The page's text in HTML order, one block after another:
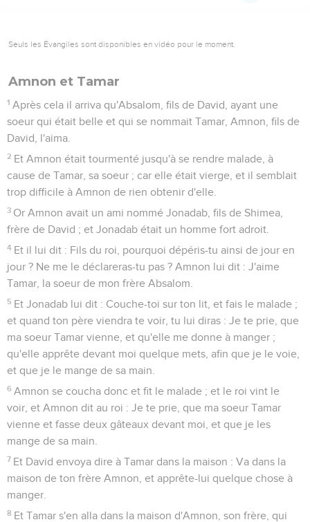
Seuls les Évangiles sont disponibles en vidéo pour le moment.
Amnon et Tamar
1 Après cela il arriva qu'Absalom, fils de David, ayant une
soeur qui était belle et qui se nommait Tamar, Amnon, fils de
David, l'aima.
2 Et Amnon était tourmenté jusqu'à se rendre malade, à
cause de Tamar, sa soeur ; car elle était vierge, et il semblait
trop difficile à Amnon de rien obtenir d'elle.
3 Or Amnon avait un ami nommé Jonadab, fils de Shimea,
frère de David ; et Jonadab était un homme fort adroit.
4 Et il lui dit : Fils du roi, pourquoi dépéris-tu ainsi de jour en
jour ? Ne me le déclareras-tu pas ? Amnon lui dit : J'aime
Tamar, la soeur de mon frère Absalom.
5 Et Jonadab lui dit : Couche-toi sur ton lit, et fais le malade ;
et quand ton père viendra te voir, tu lui diras : Je te prie, que
ma soeur Tamar vienne, et qu'elle me donne à manger ;
qu'elle apprête devant moi quelque mets, afin que je le voie,
et que je le mange de sa main.
6 Amnon se coucha donc et fit le malade ; et le roi vint le
voir, et Amnon dit au roi : Je te prie, que ma soeur Tamar
vienne et fasse deux gâteaux devant moi, et que je les
mange de sa main.
7 Et David envoya dire à Tamar dans la maison : Va dans la
maison de ton frère Amnon, et apprête-lui quelque chose à
manger.
8 Et Tamar s'en alla dans la maison d'Amnon, son frère, qui